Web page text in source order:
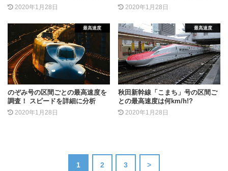
2020年1月28日 2020年1月28日
最高速度
のぞみ号の区間ごとの最高速度を
調査！ スピードを詳細に分析
2020年1月28日
最高速度
秋田新幹線「こまち」号の区間ご
との最高速度は何km/h!?
2020年1月28日
1 2 3 >